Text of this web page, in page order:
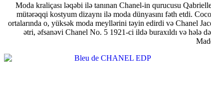
Moda kraliçası ləqəbi ilə tanınan Chanel-in qurucusu
mütərəqqi kostyum dizaynı ilə moda dünyasını fəth etdi.
ortalarında o, yüksək moda meyllərini təyin edirdi və Chanel
ətri, əfsanəvi Chanel No. 5 1921-ci ildə buraxıldı və hələ